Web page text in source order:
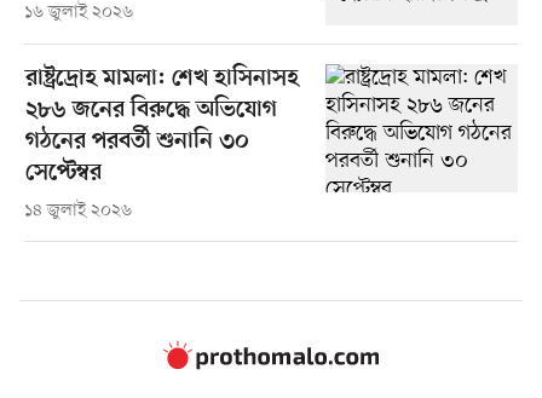
১৬ জুলাই ২০২৬
রাষ্ট্রদ্রোহ মামলা: শেখ হাসিনাসহ
২৮৬ জনের বিরুদ্ধে অভিযোগ
গঠনের পরবর্তী শুনানি ৩০
সেপ্টেম্বর
১৪ জুলাই ২০২৬